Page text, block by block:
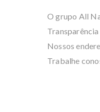
O grupo All
Nossos
Trabalhe